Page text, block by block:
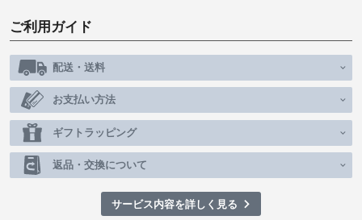
ご利用ガイド
配送・送料
お支払い方法
ギフトラッピング
返品・交換について
サービス内容を詳しく見る